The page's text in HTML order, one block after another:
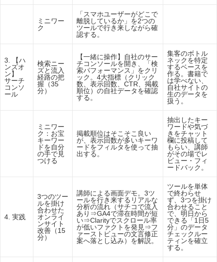
ミニワー
ク
「スマホユーザーがどこで
離脱しているか」を2つの
ツールで行き来しながら確
認する。
3. 【ハ
ンズオ
ン】
サーチ
コンソ
ール
検索ニー
ズと流入
経路の把
握（35
分）
【一緒に操作】自社のサー
チコンソールを開き、「検
索パフォーマンス」をクリ
ック。4大指標（クリック
数、表示回数、CTR、掲載
順位）の自社データを確認
する。
集客のボトル
ネックを特定
するベースを
作る。書籍で
は学べない、
自社サイトの
生のデータを
扱う。
ミニワー
ク：お宝
キーワー
ドを自分
の手で見
つける
掲載順位はそこそこ良い
が、表示回数が多いキーワ
ードをフィルタを使って抽
出する。
抽出したキー
ワードや気づ
きをチャット
欄に投稿して
もらい、講師
がその場でレ
ビュー・フィ
ードバック。
4. 実践
3つのツー
ルを掛け
合わせた
オンライ
ンサイト
改善（15
分）
講師による画面デモ。3ツ
ールを行き来するリアルな
分析の流れ（サチコで流入
あり⇒GA4で滞在時間が短
い⇒Clarityでスクロール率
が低いファクトを発見⇒フ
ァーストビューの文言修正
案へ落とし込み）を解説。
ツールを単体
で終わらせ
ず、3つを掛け
合わせること
で、明日から
できる「1日5
分」のデータ
チェックルー
ティンを確立
する。